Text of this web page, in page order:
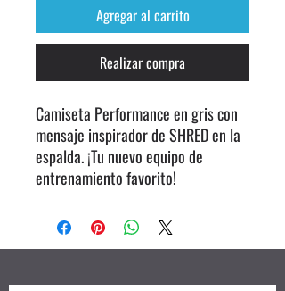
Agregar al carrito
Realizar compra
Camiseta Performance en gris con
mensaje inspirador de SHRED en la
espalda. ¡Tu nuevo equipo de
entrenamiento favorito!